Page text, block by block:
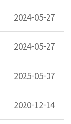
2024-05-27
2024-05-27
2025-05-07
2020-12-14